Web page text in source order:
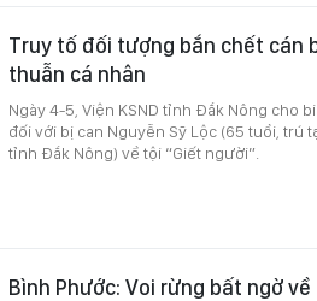
Truy tố đối tượng bắn chết cán
thuẫn cá nhân
Ngày 4-5, Viện KSND tỉnh Đắk Nông cho
đối với bị can Nguyễn Sỹ Lộc (65 tuổi, trú
tỉnh Đắk Nông) về tội “Giết người”.
Bình Phước: Voi rừng bất ngờ